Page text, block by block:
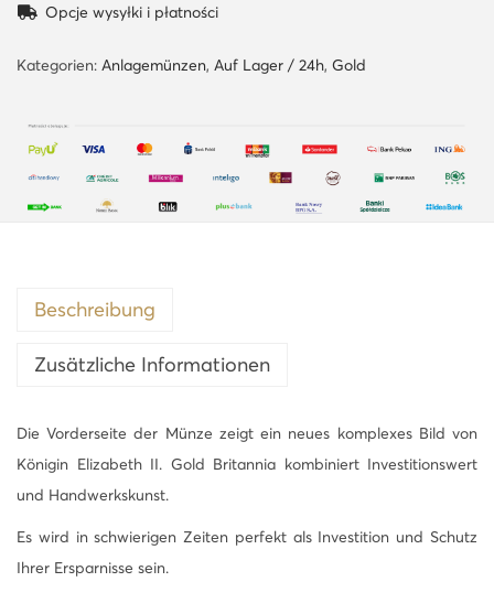
Opcje wysyłki i płatności
Kategorien: Anlagemünzen, Auf Lager / 24h, Gold
Beschreibung
Zusätzliche Informationen
Die Vorderseite der Münze zeigt ein neues komplexes Bild von
Königin Elizabeth II. Gold Britannia kombiniert Investitionswert
und Handwerkskunst.
Es wird in schwierigen Zeiten perfekt als Investition und Schutz
Ihrer Ersparnisse sein.